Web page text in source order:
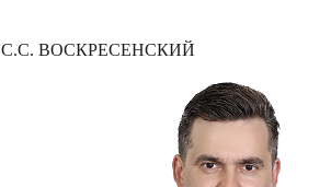
С.С. ВОСКРЕСЕНСКИЙ